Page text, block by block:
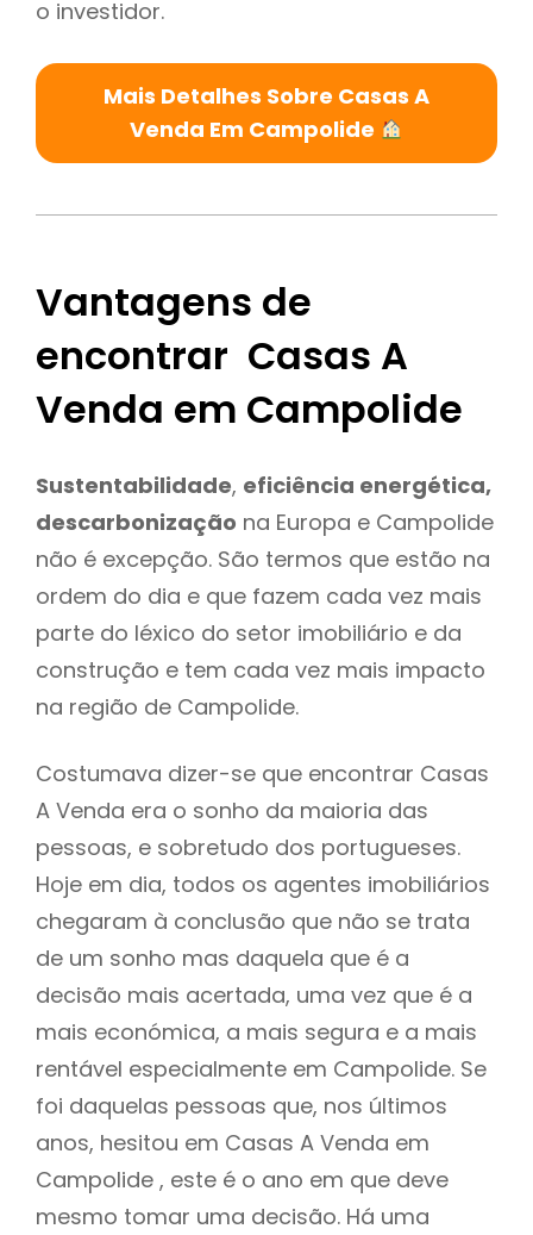
o investidor.
Mais Detalhes Sobre Casas A
Venda Em Campolide
Vantagens de
encontrar Casas A
Venda em Campolide
Sustentabilidade, eficiência energética,
descarbonização na Europa e Campolide
não é excepção. São termos que estão na
ordem do dia e que fazem cada vez mais
parte do léxico do setor imobiliário e da
construção e tem cada vez mais impacto
na região de Campolide.
Costumava dizer-se que encontrar Casas
A Venda era o sonho da maioria das
pessoas, e sobretudo dos portugueses.
Hoje em dia, todos os agentes imobiliários
chegaram à conclusão que não se trata
de um sonho mas daquela que é a
decisão mais acertada, uma vez que é a
mais económica, a mais segura e a mais
rentável especialmente em Campolide. Se
foi daquelas pessoas que, nos últimos
anos, hesitou em Casas A Venda em
Campolide , este é o ano em que deve
mesmo tomar uma decisão. Há uma